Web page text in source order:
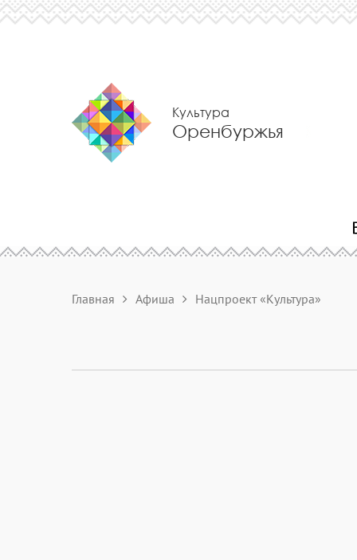
Культура
Оренбуржья
Главная Афиша Нацпроект «Культура»